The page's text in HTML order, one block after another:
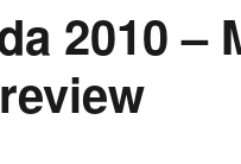
2010